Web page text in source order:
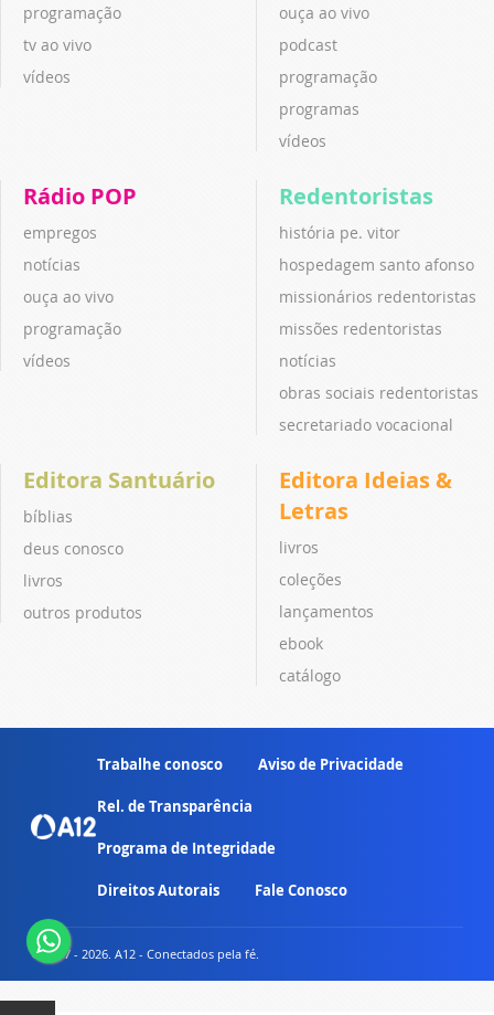
programação
tv ao vivo
vídeos
ouça ao vivo
podcast
programação
programas
vídeos
Rádio POP
empregos
notícias
ouça ao vivo
programação
vídeos
Redentoristas
história pe. vitor
hospedagem santo afonso
missionários redentoristas
missões redentoristas
notícias
obras sociais redentoristas
secretariado vocacional
Editora Santuário
bíblias
deus conosco
livros
outros produtos
Editora Ideias &
Letras
livros
coleções
lançamentos
ebook
catálogo
Trabalhe conosco Aviso de Privacidade
Rel. de Transparência
Programa de Integridade
Direitos Autorais Fale Conosco
© 2007 - 2026. A12 - Conectados pela fé.